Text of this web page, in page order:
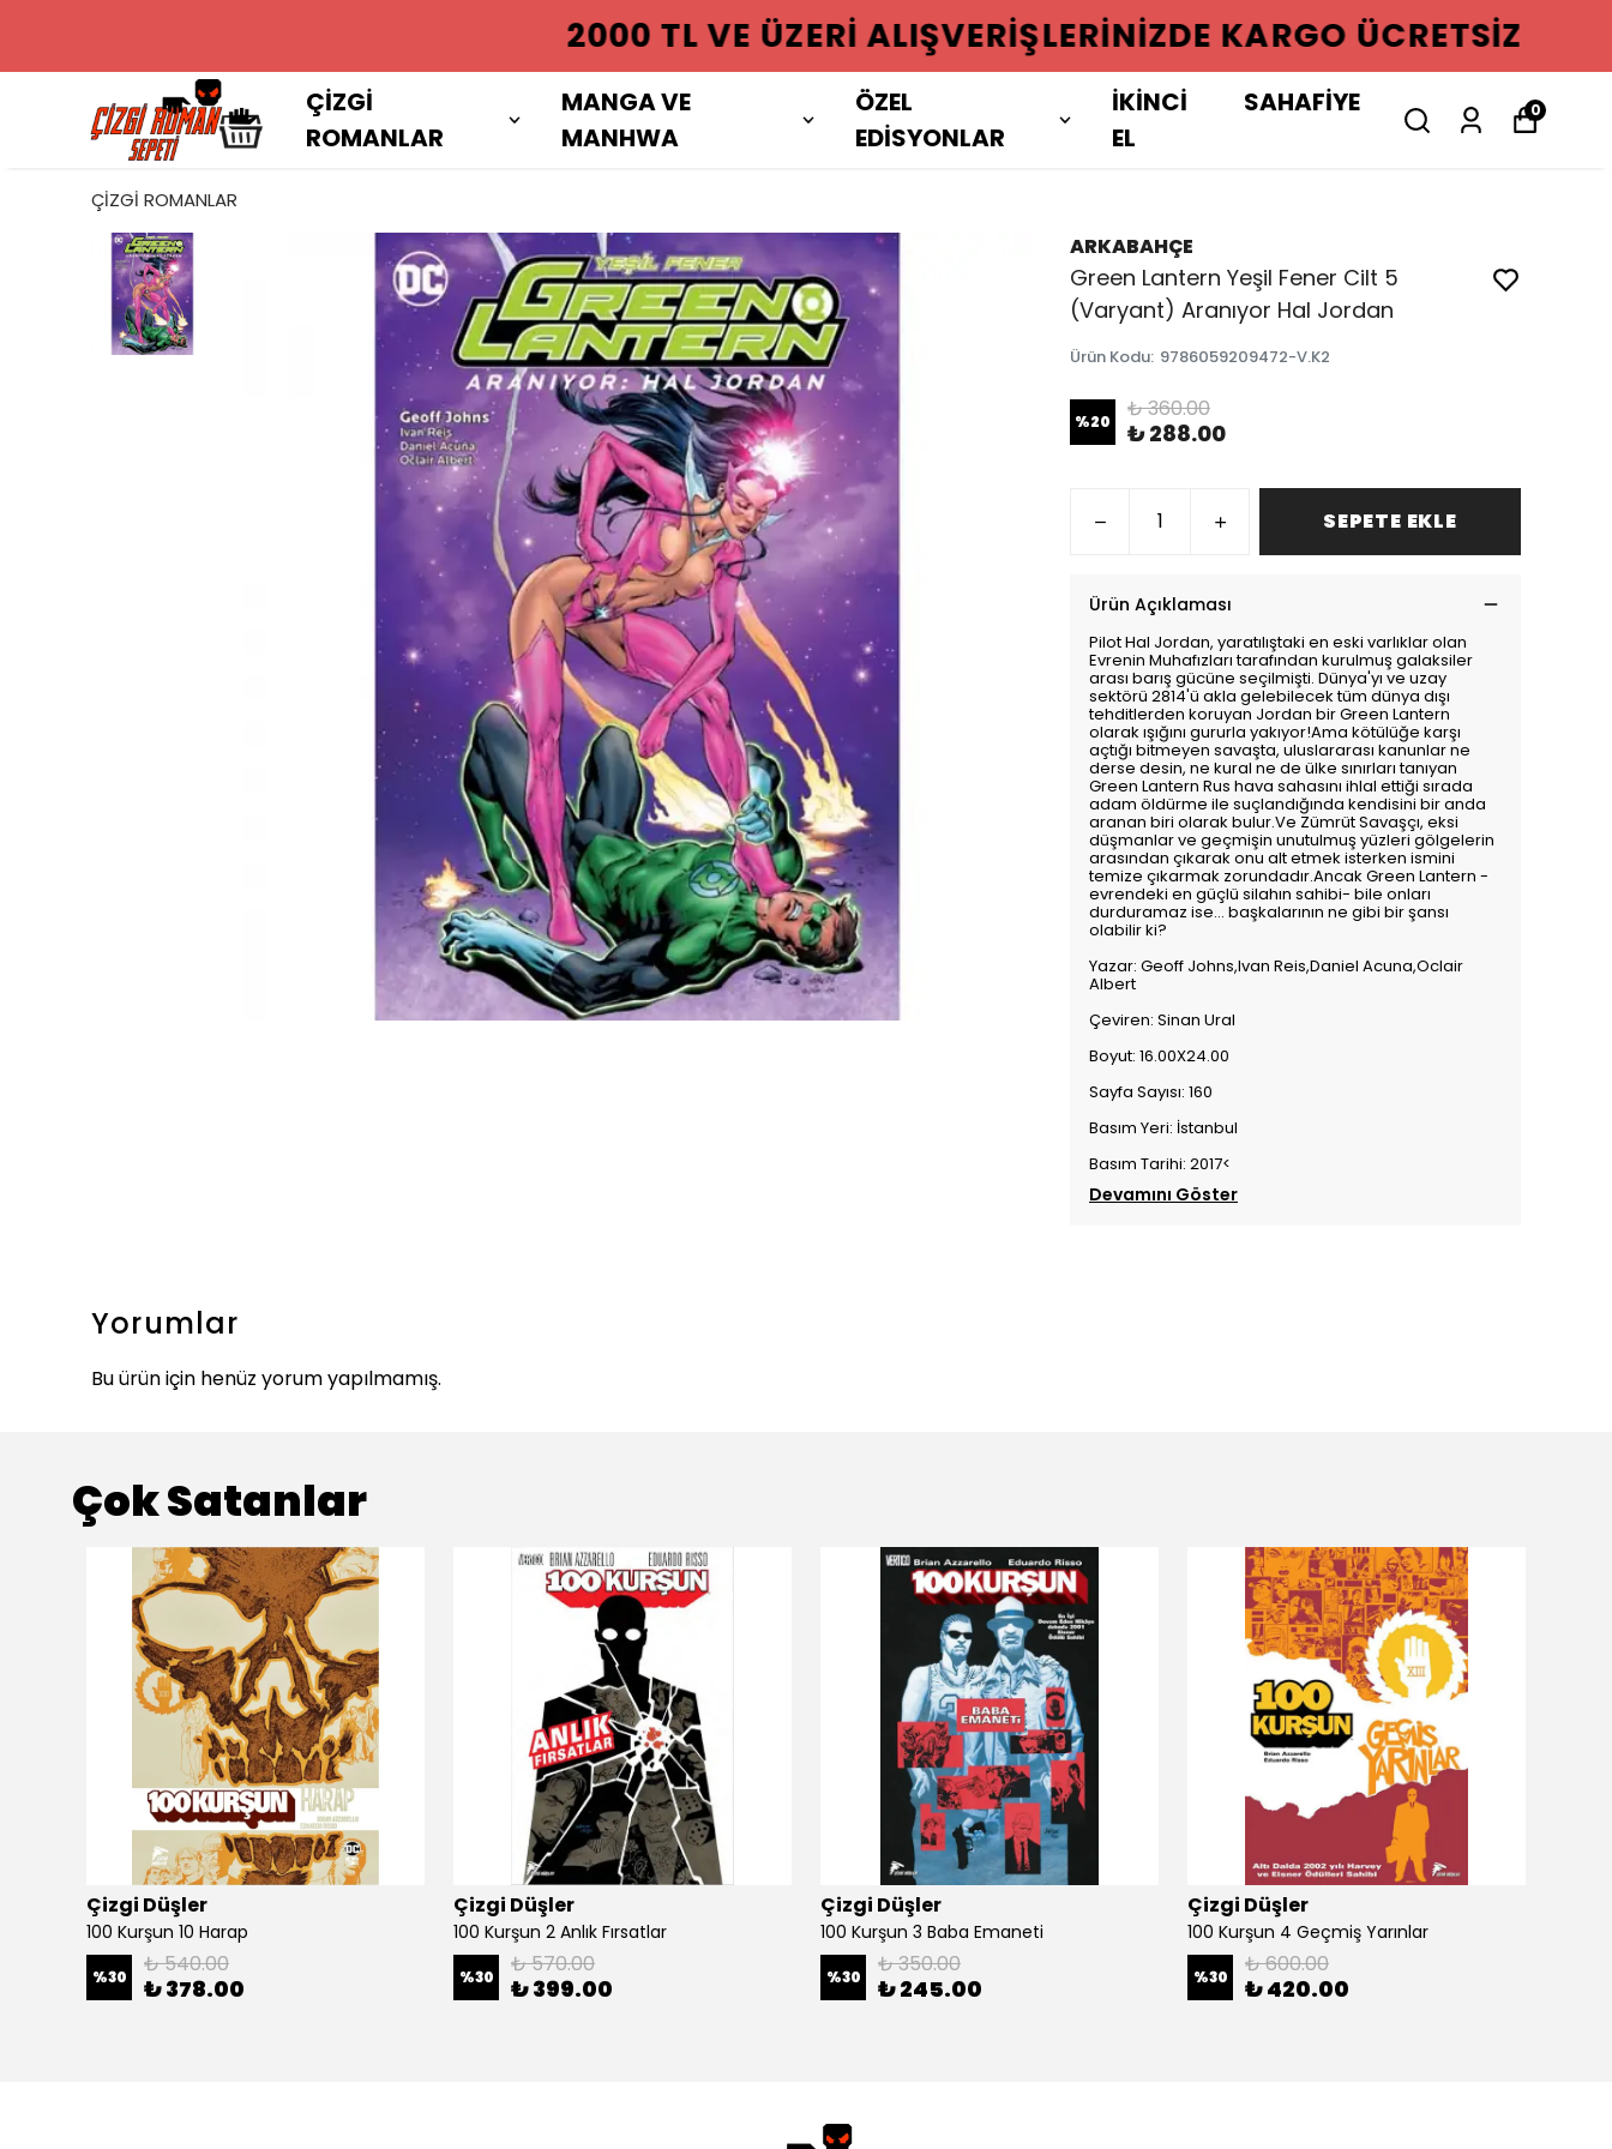
2000 TL VE ÜZERI ALIŞVERIŞLERINIZDE KARGO ÜCRETSIZ
ÇİZGİ
ROMANLAR
MANGA VE
MANHWA
ÖZEL
EDİSYONLAR
İKİNCİ
EL
SAHAFİYE 0
ÇİZGİ ROMANLAR
ARKABAHÇE
Green Lantern Yeşil Fener Cilt 5
(Varyant) Aranıyor Hal Jordan
Ürün Kodu: 9786059209472-V.K2
%20 ₺ 360.00
₺ 288.00
SEPETE EKLE
Ürün Açıklaması
Pilot Hal Jordan, yaratılıştaki en eski varlıklar olan
Evrenin Muhafızları tarafından kurulmuş galaksiler
arası barış gücüne seçilmişti. Dünya'yı ve uzay
sektörü 2814'ü akla gelebilecek tüm dünya dışı
tehditlerden koruyan Jordan bir Green Lantern
olarak ışığını gururla yakıyor!Ama kötülüğe karşı
açtığı bitmeyen savaşta, uluslararası kanunlar ne
derse desin, ne kural ne de ülke sınırları tanıyan
Green Lantern Rus hava sahasını ihlal ettiği sırada
adam öldürme ile suçlandığında kendisini bir anda
aranan biri olarak bulur.Ve Zümrüt Savaşçı, eksi
düşmanlar ve geçmişin unutulmuş yüzleri gölgelerin
arasından çıkarak onu alt etmek isterken ismini
temize çıkarmak zorundadır.Ancak Green Lantern -
evrendeki en güçlü silahın sahibi- bile onları
durduramaz ise... başkalarının ne gibi bir şansı
olabilir ki?
Yazar: Geoff Johns,Ivan Reis,Daniel Acuna,Oclair
Albert
Çeviren: Sinan Ural
Boyut: 16.00X24.00
Sayfa Sayısı: 160
Basım Yeri: İstanbul
Basım Tarihi: 2017<
Devamını Göster
Yorumlar
Bu ürün için henüz yorum yapılmamış.
Çok Satanlar
Çizgi Düşler
100 Kurşun 10 Harap
%30 ₺ 540.00
₺ 378.00
Çizgi Düşler
100 Kurşun 2 Anlık Fırsatlar
%30 ₺ 570.00
₺ 399.00
Çizgi Düşler
100 Kurşun 3 Baba Emaneti
%30 ₺ 350.00
₺ 245.00
Çizgi Düşler
100 Kurşun 4 Geçmiş Yarınlar
%30 ₺ 600.00
₺ 420.00